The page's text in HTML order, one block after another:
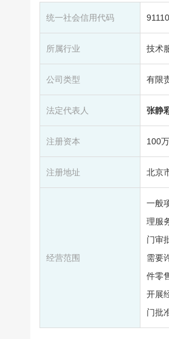
统一社会信用代码
所属行业 技术
公司类型 有限
法定代表人 张静
注册资本 100
注册地址 北京
经营范围
一般
理服
门审
需要
件零
开展
门批